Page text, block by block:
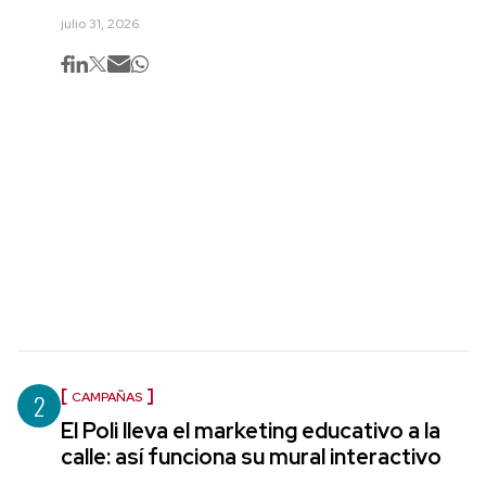
julio 31, 2026
2 CAMPAÑAS
El Poli lleva el marketing educativo a la
calle: así funciona su mural interactivo